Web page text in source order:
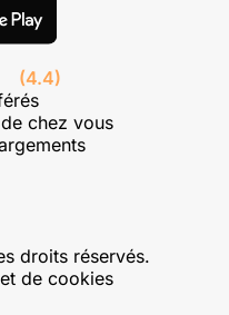
(4.4)
chez vous
droits réservés.
de cookies